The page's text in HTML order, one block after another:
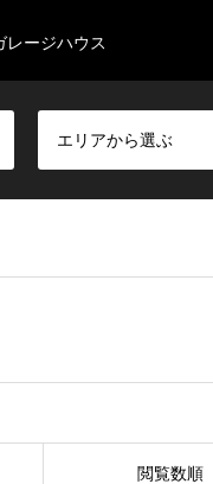
ージハウス
エリアから選ぶ
閲覧数順